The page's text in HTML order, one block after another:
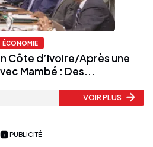
ÉCONOMIE
Côte d’Ivoire/Après une
Mambé : Des...
VOIR PLUS
PUBLICITÉ